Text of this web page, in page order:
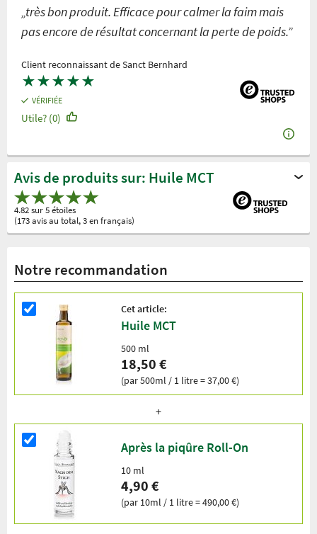
„très bon produit. Efficace pour calmer la faim mais
pas encore de résultat concernant la perte de poids.”
Client reconnaissant de Sanct Bernhard
★★★★★
VÉRIFIÉE
Utile? (0)
Avis de produits sur: Huile MCT
4.82 sur 5 étoiles
(173 avis au total, 3 en français)
Notre recommandation
Cet article:
Huile MCT
500 ml
18,50 €
(par 500ml / 1 litre = 37,00 €)
Après la piqûre Roll-On
10 ml
4,90 €
(par 10ml / 1 litre = 490,00 €)